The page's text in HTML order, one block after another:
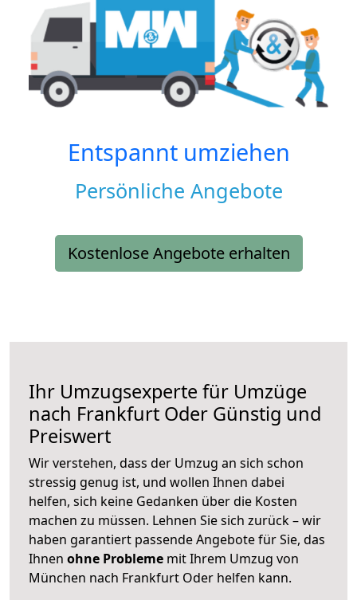
Entspannt umziehen
Persönliche Angebote
Kostenlose Angebote erhalten
Ihr Umzugsexperte für Umzüge
nach Frankfurt Oder Günstig und
Preiswert
Wir verstehen, dass der Umzug an sich schon
stressig genug ist, und wollen Ihnen dabei
helfen, sich keine Gedanken über die Kosten
machen zu müssen. Lehnen Sie sich zurück – wir
haben garantiert passende Angebote für Sie, das
Ihnen ohne Probleme mit Ihrem Umzug von
München nach Frankfurt Oder helfen kann.